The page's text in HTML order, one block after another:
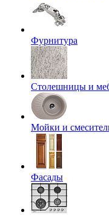
Фурнитура
Столешницы и
Мойки и
Фасады